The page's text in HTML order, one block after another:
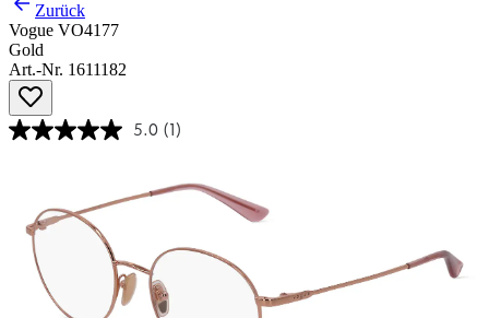
Zurück
Vogue VO4177
Gold
Art.-Nr. 1611182
5.0 (1)